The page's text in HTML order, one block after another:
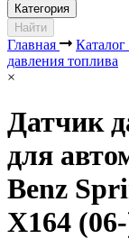
Категория
Найти
Главная Каталог
давления топлива
×
Датчик
для
Benz
X164